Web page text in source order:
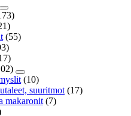
(55)
(10)
suuritmot (17)
makaronit (7)